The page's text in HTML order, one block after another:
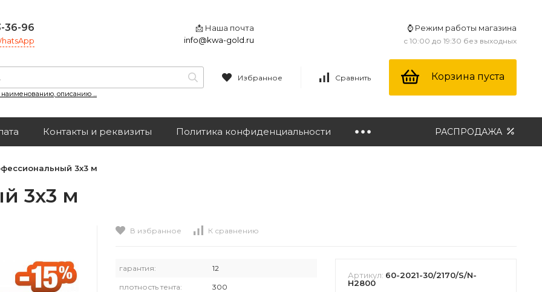
36-96
📩 Наша почта
info@kwa-gold.ru
⌚ Режим работы магазина
с 10:00 до 19:30 без выходных
наименованию, описанию ...
Избранное Сравнить Корзина пуста
Контакты и реквизиты Политика конфиденциальности РАСПРОДАЖА
3х3 м
3х3 м
В избранное К сравнению
гарантия: 12
плотность тента: 300
Артикул: 60-2021-30/2170/S/N-
H2800